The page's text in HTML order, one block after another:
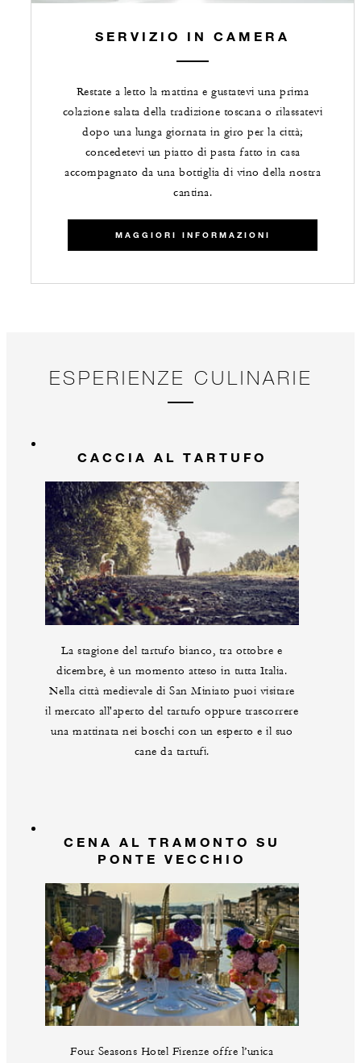
SERVIZIO IN CAMERA
Restate a letto la mattina e gustatevi una prima
colazione salata della tradizione toscana o rilassatevi
dopo una lunga giornata in giro per la città;
concedetevi un piatto di pasta fatto in casa
accompagnato da una bottiglia di vino della nostra
cantina.
MAGGIORI INFORMAZIONI
ESPERIENZE CULINARIE
CACCIA AL TARTUFO
La stagione del tartufo bianco, tra ottobre e
dicembre, è un momento atteso in tutta Italia.
Nella città medievale di San Miniato puoi visitare
il mercato all'aperto del tartufo oppure trascorrere
una mattinata nei boschi con un esperto e il suo
cane da tartufi.
CENA AL TRAMONTO SU
PONTE VECCHIO
Four Seasons Hotel Firenze offre l’unica